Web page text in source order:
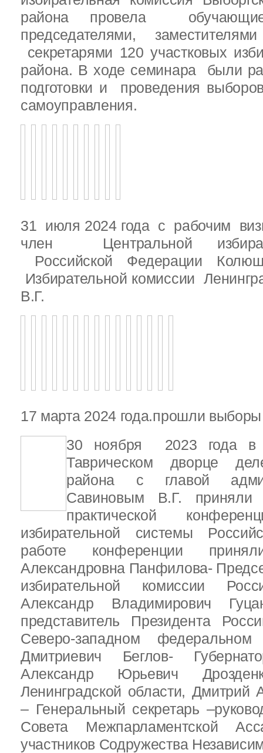
района провела
председателями,
секретарями 120 участковых
района. В ходе семинара были
подготовки и проведения
самоуправления.
31 июля 2024 года с рабочим
член Центральной
Российской Федерации
Избирательной комиссии
В.Г.
17 марта 2024 года.прошли
30 ноября 2023 года в
Таврическом дворце
района с главой
Савиновым В.Г. приняли
практической
избирательной системы
работе конференции
Александровна Панфилова-
избирательной комиссии
Александр Владимирович
представитель Президента
Северо-западном федеральном
Дмитриевич Беглов-
Александр Юрьевич
Ленинградской области, Дмитрий
– Генеральный секретарь
Совета Межпарламентской
участников Содружества